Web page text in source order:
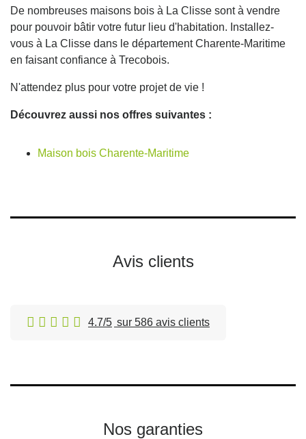
De nombreuses maisons bois à La Clisse sont à vendre
pour pouvoir bâtir votre futur lieu d'habitation. Installez-
vous à La Clisse dans le département Charente-Maritime
en faisant confiance à Trecobois.
N'attendez plus pour votre projet de vie !
Découvrez aussi nos offres suivantes :
Maison bois Charente-Maritime
Avis clients
4.7/5 sur 586 avis clients
Nos garanties